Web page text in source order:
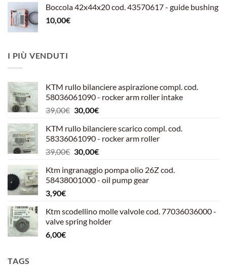
Boccola 42x44x20 cod. 43570617 - guide bushing
10,00€
I PIÙ VENDUTI
KTM rullo bilanciere aspirazione compl. cod.
58036061090 - rocker arm roller intake
39,00€ Il
originale
era:
39,00€.
30,00€Il
attuale
è:
30,00€.
KTM rullo bilanciere scarico compl. cod.
58336061090 - rocker arm roller
39,00€ Il
originale
era:
30,00€Il
attuale
è:
Ktm ingranaggio pompa olio 26Z cod.
58438001000 - oil pump gear
3,90€
Ktm scodellino molle valvole cod. 77036036000 -
valve spring holder
6,00€
TAGS